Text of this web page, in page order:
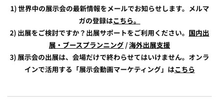
1) 世界中の展示会の最新情報をメールでお知らせします。メルマ
ガの登録はこちら。
2) 出展をご検討ですか？出展サポートをご利用ください。 国内出
展・ブースプランニング /海外出展支援
3) 展示会の出展は、会場だけで終わらせてはいけません。オンラ
インで活用する「展示会動画マーケティング」はこちら